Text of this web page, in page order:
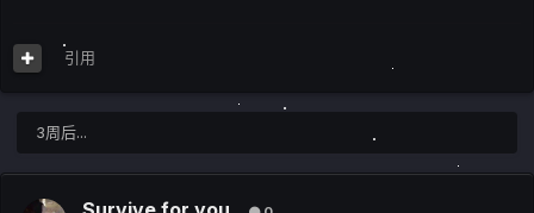
引用
3周后...